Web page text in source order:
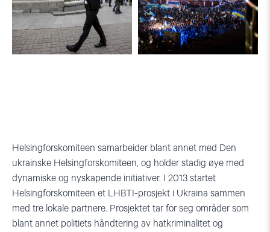
Helsingforskomiteen samarbeider blant annet med Den
ukrainske Helsingforskomiteen, og holder stadig øye med
dynamiske og nyskapende initiativer. I 2013 startet
Helsingforskomiteen et LHBTI-prosjekt i Ukraina sammen
med tre lokale partnere. Prosjektet tar for seg områder som
blant annet politiets håndtering av hatkriminalitet og